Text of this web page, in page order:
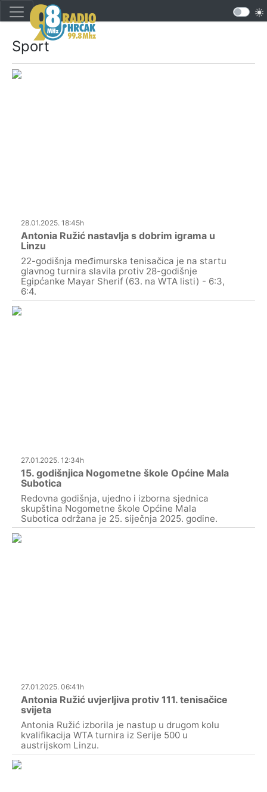
Sport
28.01.2025. 18:45h
Antonia Ružić nastavlja s dobrim igrama u
Linzu
22-godišnja međimurska tenisačica je na startu
glavnog turnira slavila protiv 28-godišnje
Egipćanke Mayar Sherif (63. na WTA listi) - 6:3,
6:4.
27.01.2025. 12:34h
15. godišnjica Nogometne škole Općine Mala
Subotica
Redovna godišnja, ujedno i izborna sjednica
skupština Nogometne škole Općine Mala
Subotica održana je 25. siječnja 2025. godine.
27.01.2025. 06:41h
Antonia Ružić uvjerljiva protiv 111. tenisačice
svijeta
Antonia Ružić izborila je nastup u drugom kolu
kvalifikacija WTA turnira iz Serije 500 u
austrijskom Linzu.